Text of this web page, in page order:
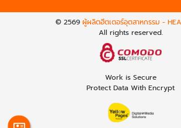
© 2569ผู้ผลิตฮีตเตอร์อุตสาหกรรม -
All rights reserved.
Work is Secure
Protect Data With Encrypt